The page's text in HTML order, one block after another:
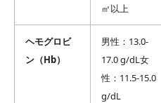
㎡以上
ヘモグロビ
ン（Hb）
男性：13.0-
17.0 g/dL女
性：11.5-15.0
g/dL